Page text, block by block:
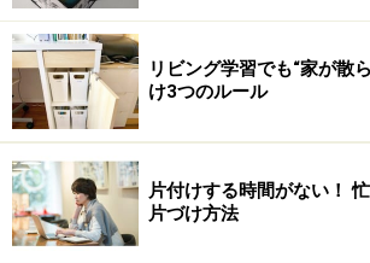
物を手放してみましょう。
■食器収納のルール2：グルーピングが
頻度でしっかり分ける
写真左が和食用、写真右が洋食用と分類
リビング学習でも“家が散
け3つのルール
片付けする時間がない！
片づけ方法